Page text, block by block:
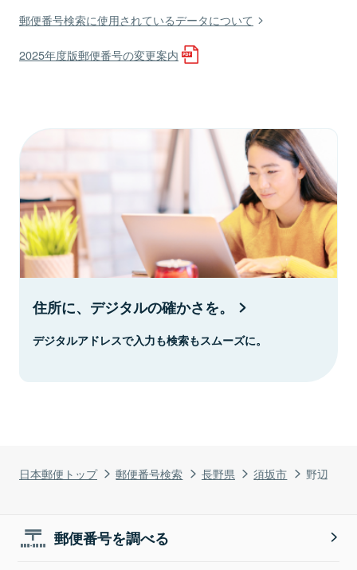
日本郵便トップ 郵便番号検索 長野県 須坂市 野辺
郵便番号検索に使用されているデータについて
2025年度版郵便番号の変更案内
住所に、デジタルの確かさを。
デジタルアドレスで入力も検索もスムーズに。
郵便番号を調べる